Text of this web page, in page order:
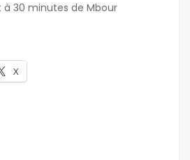
à 30 minutes de Mbour
X